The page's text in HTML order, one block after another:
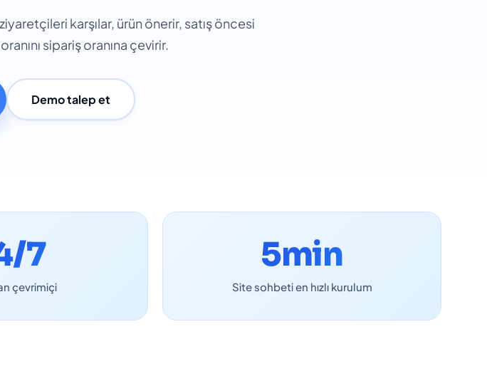
karşılar, ürün önerir, satış öncesi
sipariş oranına çevirir.
Demo talep et
7
çevrimiçi
5min
Site sohbeti en hızlı kurulum